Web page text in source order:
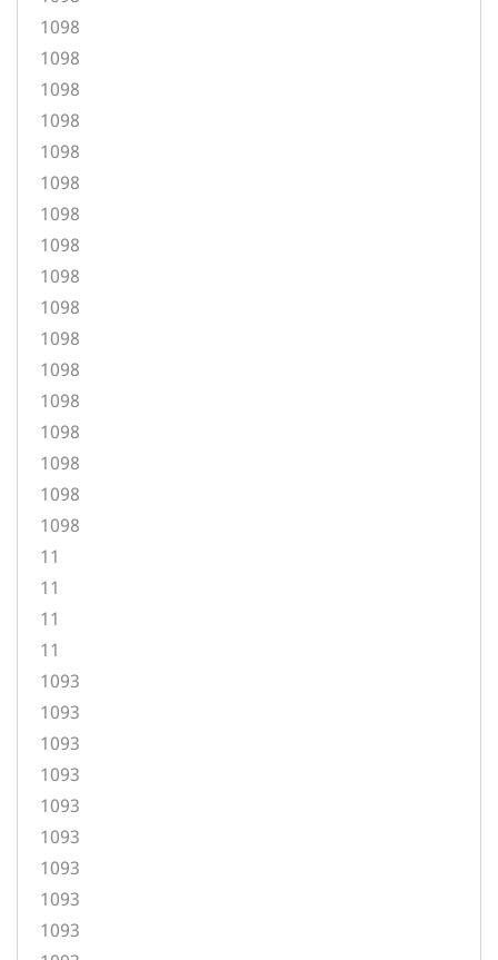
1098
1098
1098
1098
1098
1098
1098
1098
1098
1098
1098
1098
1098
1098
1098
1098
1098
11
11
11
11
1093
1093
1093
1093
1093
1093
1093
1093
1093